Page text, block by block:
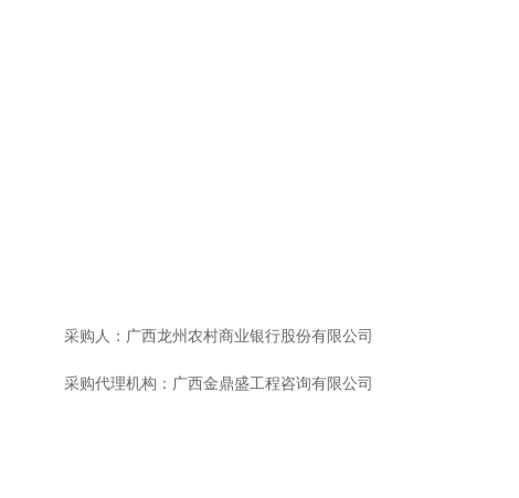
采购人：广西龙州农村商业银行股份有限公司
采购代理机构：广西金鼎盛工程咨询有限公司